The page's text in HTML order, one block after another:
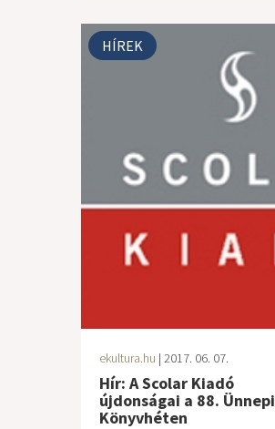
HÍREK
ekultura.hu | 2017. 06. 07.
Hír: A Scolar Kiadó
újdonságai a 88. Ünnepi
Könyvhéten